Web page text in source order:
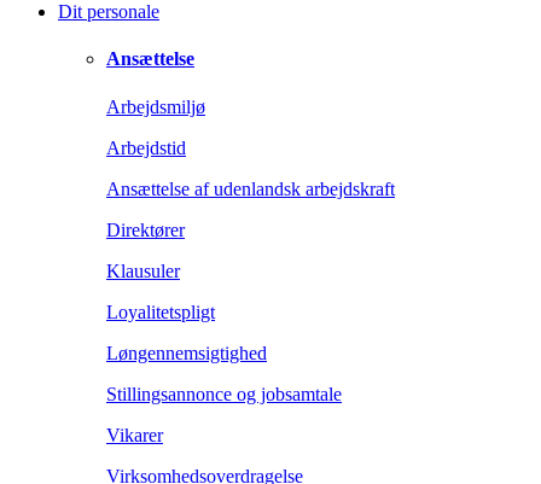
Dit personale
Ansættelse
Arbejdsmiljø
Arbejdstid
Ansættelse af udenlandsk arbejdskraft
Direktører
Klausuler
Loyalitetspligt
Løngennemsigtighed
Stillingsannonce og jobsamtale
Vikarer
Virksomhedsoverdragelse